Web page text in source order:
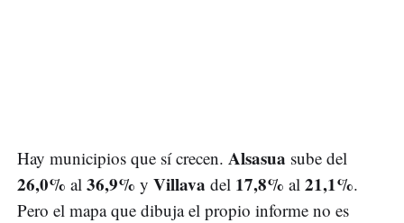
Hay municipios que sí crecen. Alsasua sube del
26,0% al 36,9% y Villava del 17,8% al 21,1%.
Pero el mapa que dibuja el propio informe no es